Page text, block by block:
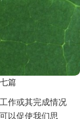
篇
作或其完成情况
以促使我们思